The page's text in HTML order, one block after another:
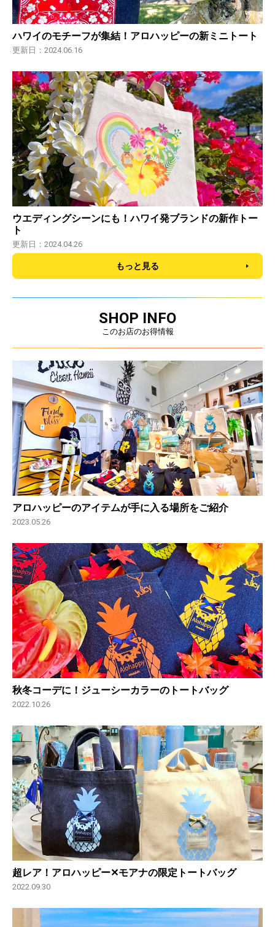
ハワイのモチーフが集結！アロハッピーの新ミニトート
更新日：2024.06.16
ウエディングシーンにも！ハワイ発ブランドの新作トー
ト
更新日：2024.04.26
もっと見る
SHOP INFO
このお店のお得情報
アロハッピーのアイテムが手に入る場所をご紹介
2023.05.26
秋冬コーデに！ジューシーカラーのトートバッグ
2022.10.26
超レア！アロハッピー✕モアナの限定トートバッグ
2022.09.30